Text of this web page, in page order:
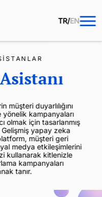
TR/EN
müşteri duyarlılığını
kampanyaları
olmak için tasarlanmış
yapay zeka
müşteri geri
medya etkileşimlerini
kullanarak kitlenizle
kampanyaları
tanır.